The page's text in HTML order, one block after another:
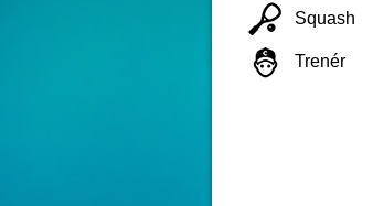
Squash
Trenér